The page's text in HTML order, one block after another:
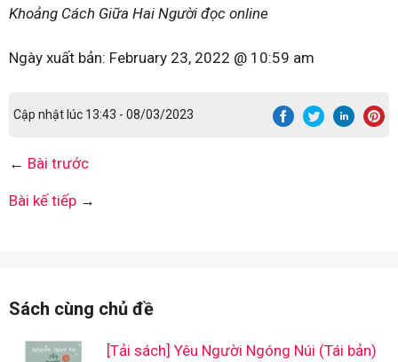
Khoảng Cách Giữa Hai Người đọc online
Ngày xuất bản: February 23, 2022 @ 10:59 am
Cập nhật lúc 13:43 - 08/03/2023
← Bài trước
Bài kế tiếp →
Sách cùng chủ đề
[Tải sách] Yêu Người Ngóng Núi (Tái bản)